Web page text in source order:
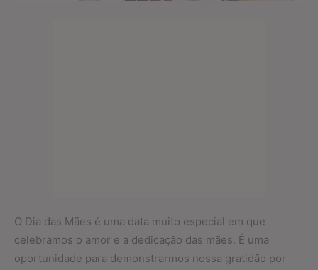
O Dia das Mães é uma data muito especial em que
celebramos o amor e a dedicação das mães. É uma
oportunidade para demonstrarmos nossa gratidão por